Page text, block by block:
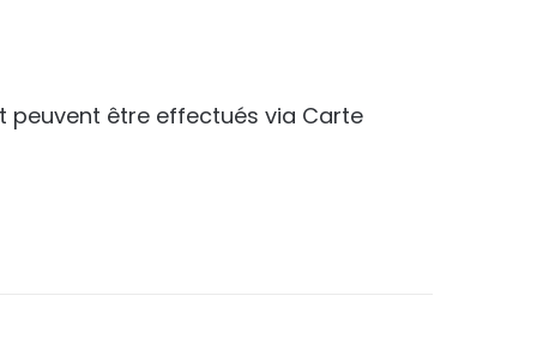
peuvent être effectués via Carte